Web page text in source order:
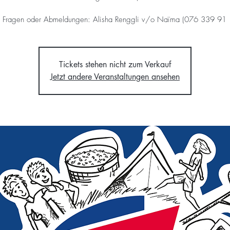
Fragen oder Abmeldungen: Alisha Renggli v/o Naïma (076 339 91
Tickets stehen nicht zum Verkauf
Jetzt andere Veranstaltungen ansehen